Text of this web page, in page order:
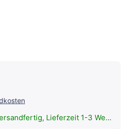
Lieferzeit 1-3 Werktage.